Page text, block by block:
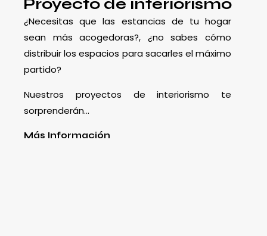
¿Necesitas que las estancias de tu hogar
sean más acogedoras?, ¿no sabes cómo
distribuir los espacios para sacarles el máximo
partido?
Nuestros proyectos de interiorismo te
sorprenderán…
Más Información